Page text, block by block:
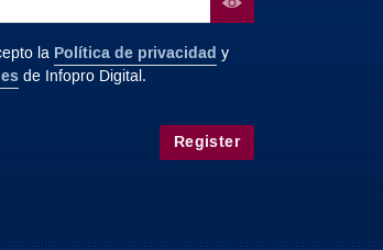
la Política de privacidad y
de Infopro Digital.
Register